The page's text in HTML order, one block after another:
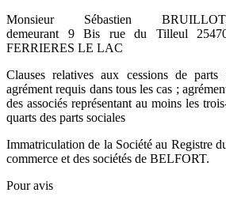
Monsieur Sébastien
demeurant 9 Bis rue du Tilleul
FERRIERES LE LAC
Clauses relatives aux cessions de parts
agrément requis dans tous les cas ;
des associés représentant au moins les
quarts des parts sociales
Immatriculation de la Société au Registre
commerce et des sociétés de BELFORT.
Pour avis